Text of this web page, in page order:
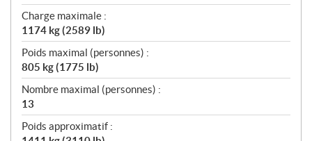
Charge maximale :
1174 kg (2589 lb)
Poids maximal (personnes) :
805 kg (1775 lb)
Nombre maximal (personnes) :
13
Poids approximatif :